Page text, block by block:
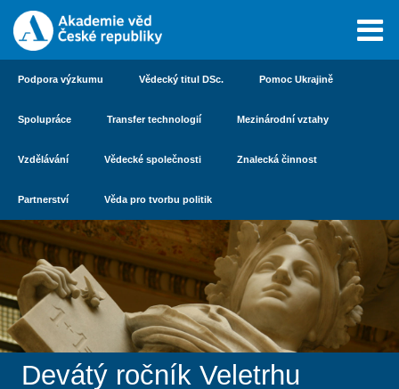
Podpora výzkumu Vědecký titul DSc. Pomoc Ukrajině
Spolupráce Transfer technologií Mezinárodní vztahy
Vzdělávání Vědecké společnosti Znalecká činnost
Partnerství Věda pro tvorbu politik
Devátý ročník Veletrhu